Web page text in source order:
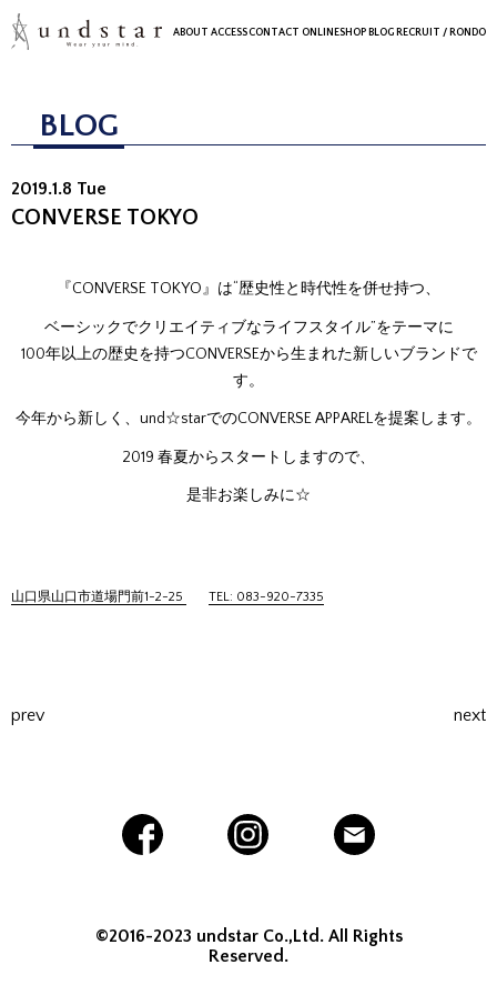
ABOUT ACCESSCONTACT ONLINESHOP BLOG RECRUIT / RONDO
BLOG
2019.1.8 Tue
CONVERSE TOKYO
『CONVERSE TOKYO』は“歴史性と時代性を併せ持つ、
ベーシックでクリエイティブなライフスタイル”をテーマに
100年以上の歴史を持つCONVERSEから生まれた新しいブランドで
す。
今年から新しく、und☆starでのCONVERSE APPARELを提案します。
2019 春夏からスタートしますので、
是非お楽しみに☆
山口県山口市道場門前1-2-25 TEL: 083-920-7335
prev next
©2016-2023 undstar Co.,Ltd. All Rights
Reserved.